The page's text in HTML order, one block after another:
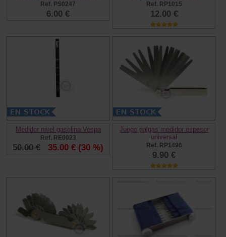
Ref. PS0247
6.00 €
Ref. RP1015
12.00 €
Medidor nivel gasolina Vespa
Ref. RE0023
50.00 € 35.00 € (30 %)
Juego galgas medidor espesor
universal
Ref. RP1496
9.90 €